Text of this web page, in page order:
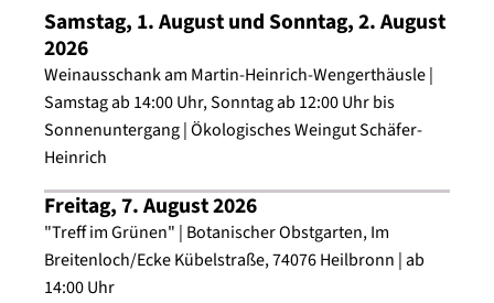
Garten- und Baukultur Heilbronn)
- Dieter-Schwarz-Stiftung
- Handwerkskammer Heilbronn-Franken
- Heilbronner Bürgerstiftung
- IHK Heilbronn-Franken
- Kreissparkasse Heilbronn
- (Förderkreis) Wirtschaftsjunioren Heilbronn-Franken
- Wirtschaftsförderung Stadt Heilbronn
Die Beiratssitzungen finden an folgenden Tagen statt:
Samstag, 1. August und Sonntag, 2. August
2026
Weinausschank am Martin-Heinrich-Wengerthäusle |
Samstag ab 14:00 Uhr, Sonntag ab 12:00 Uhr bis
Sonnenuntergang | Ökologisches Weingut Schäfer-
Heinrich
Freitag, 7. August 2026
"Treff im Grünen" | Botanischer Obstgarten, Im
Breitenloch/Ecke Kübelstraße, 74076 Heilbronn | ab
14:00 Uhr